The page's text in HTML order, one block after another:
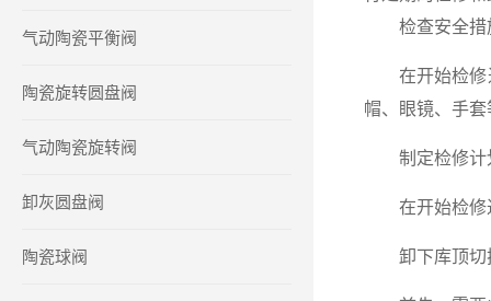
气动陶瓷平衡阀
陶瓷旋转圆盘阀
气动陶瓷旋转阀
卸灰圆盘阀
陶瓷球阀
检查安全措
在开始检修过
帽、眼镜、手套
制定检修计
在开始检修过
卸下库顶切